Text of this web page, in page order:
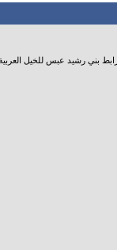
بني رشيد عبس للخيل